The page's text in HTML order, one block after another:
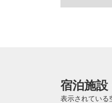
宿泊施
表示されている